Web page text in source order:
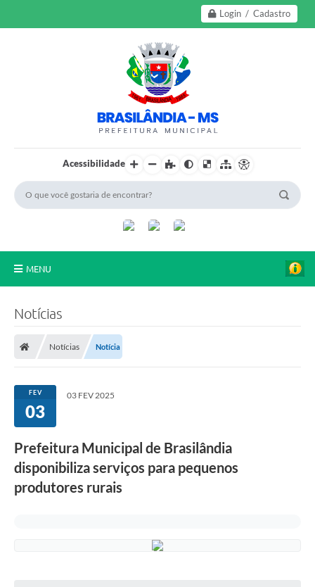
Login / Cadastro
Acessibilidade
MENU
Transparência
Câmara Municipal
e-SIC
Tributação
Notícias
Notícias Notícia
FEV
03
03 FEV 2025
Prefeitura Municipal de Brasilândia
disponibiliza serviços para pequenos
produtores rurais